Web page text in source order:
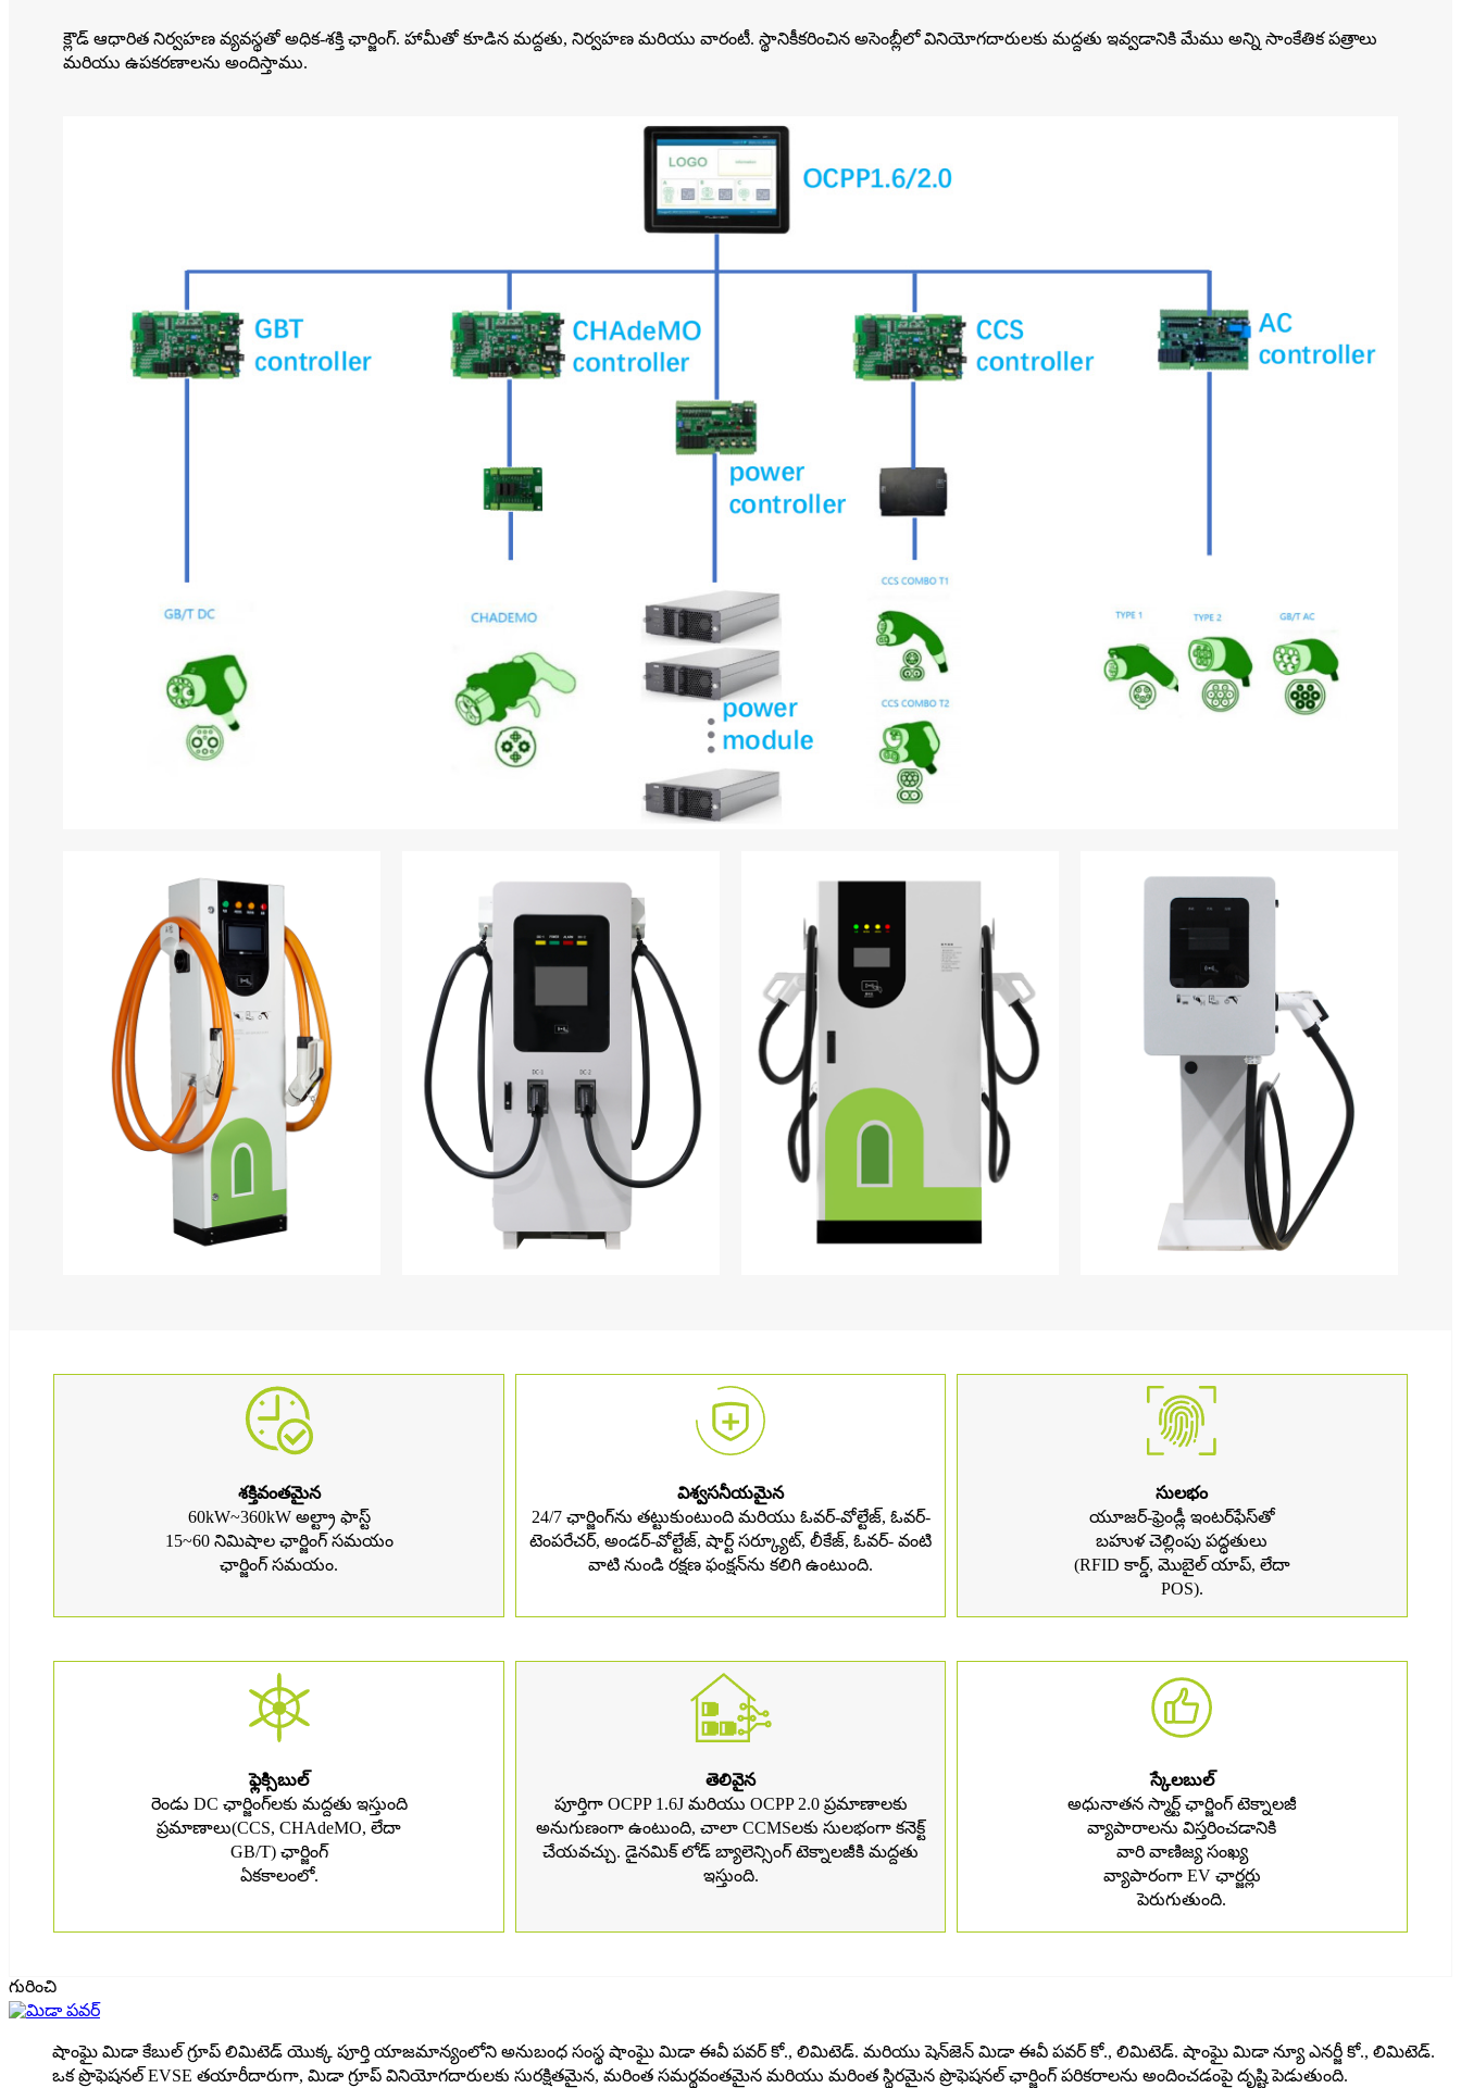
క్లౌడ్ ఆధారిత నిర్వహణ వ్యవస్థతో అధిక-శక్తి ఛార్జింగ్. హామీతో కూడిన మద్దతు, నిర్వహణ మరియు వారంటీ. స్థానికీకరించిన అసెంబ్లీలో వినియోగదారులకు మద్దతు ఇవ్వడానికి మేము అన్ని సాంకేతిక పత్రాలు
మరియు ఉపకరణాలను అందిస్తాము.
శక్తివంతమైన
60kW~360kW అల్ట్రా ఫాస్ట్
15~60 నిమిషాల ఛార్జింగ్ సమయం
ఛార్జింగ్ సమయం.
విశ్వసనీయమైన
24/7 ఛార్జింగ్‌ను తట్టుకుంటుంది మరియు ఓవర్-వోల్టేజ్, ఓవర్-
టెంపరేచర్, అండర్-వోల్టేజ్, షార్ట్ సర్క్యూట్, లీకేజ్, ఓవర్- వంటి
వాటి నుండి రక్షణ ఫంక్షన్‌ను కలిగి ఉంటుంది.
సులభం
యూజర్-ఫ్రెండ్లీ ఇంటర్‌ఫేస్‌తో
బహుళ చెల్లింపు పద్ధతులు
(RFID కార్డ్, మొబైల్ యాప్, లేదా
POS).
ఫ్లెక్సిబుల్
రెండు DC ఛార్జింగ్‌లకు మద్దతు ఇస్తుంది
ప్రమాణాలు(CCS, CHAdeMO, లేదా
GB/T) ఛార్జింగ్
ఏకకాలంలో.
తెలివైన
పూర్తిగా OCPP 1.6J మరియు OCPP 2.0 ప్రమాణాలకు
అనుగుణంగా ఉంటుంది, చాలా CCMSలకు సులభంగా కనెక్ట్
చేయవచ్చు. డైనమిక్ లోడ్ బ్యాలెన్సింగ్ టెక్నాలజీకి మద్దతు
ఇస్తుంది.
స్కేలబుల్
అధునాతన స్మార్ట్ ఛార్జింగ్ టెక్నాలజీ
వ్యాపారాలను విస్తరించడానికి
వారి వాణిజ్య సంఖ్య
వ్యాపారంగా EV ఛార్జర్లు
పెరుగుతుంది.
గురించి
షాంఘై మిడా కేబుల్ గ్రూప్ లిమిటెడ్ యొక్క పూర్తి యాజమాన్యంలోని అనుబంధ సంస్థ షాంఘై మిడా ఈవీ పవర్ కో., లిమిటెడ్. మరియు షెన్‌జెన్ మిడా ఈవీ పవర్ కో., లిమిటెడ్. షాంఘై మిడా న్యూ ఎనర్జీ కో., లిమిటెడ్.
ఒక ప్రొఫెషనల్ EVSE తయారీదారుగా, మిడా గ్రూప్ వినియోగదారులకు సురక్షితమైన, మరింత సమర్థవంతమైన మరియు మరింత స్థిరమైన ప్రొఫెషనల్ ఛార్జింగ్ పరికరాలను అందించడంపై దృష్టి పెడుతుంది.